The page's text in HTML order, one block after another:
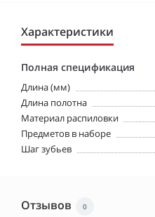
Характеристики
Полная спецификация
Длина (мм)
Длина полотна
Материал распиловки
Предметов в наборе
Шаг зубьев
Отзывов 0